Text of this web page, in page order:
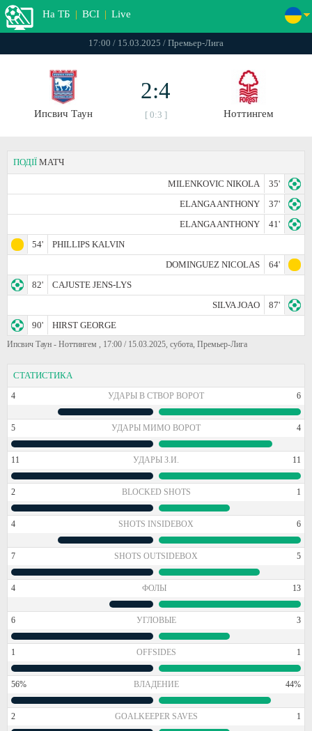
На ТБ | ВСІ | Live
17:00 / 15.03.2025 / Премьер-Лига
Ипсвич Таун
2:4
[ 0:3 ] Ноттингем
ПОДІЇ МАТЧ
MILENKOVIC NIKOLA
35'
ELANGA ANTHONY
37'
ELANGA ANTHONY
41'
54'
PHILLIPS KALVIN
DOMINGUEZ NICOLAS
64'
82'
CAJUSTE JENS-LYS
SILVA JOAO
87'
90'
HIRST GEORGE
Ипсвич Таун - Ноттингем , 17:00 / 15.03.2025, субота, Премьер-Лига
СТАТИСТИКА
4 УДАРЫ В СТВОР ВОРОТ 6
5 УДАРЫ МИМО ВОРОТ 4
11 УДАРЫ З.И. 11
2 BLOCKED SHOTS 1
4 SHOTS INSIDEBOX 6
7 SHOTS OUTSIDEBOX 5
4 ФОЛЫ 13
6 УГЛОВЫЕ 3
1 OFFSIDES 1
56% ВЛАДЕНИЕ 44%
2 GOALKEEPER SAVES 1